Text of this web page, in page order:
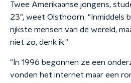
Twee Amerikaanse jongens,
23", weet Olsthoorn. "Inmiddels
rijkste mensen van de wereld,
niet zo, denk ik."
"In 1996 begonnen ze een
vonden het internet maar een